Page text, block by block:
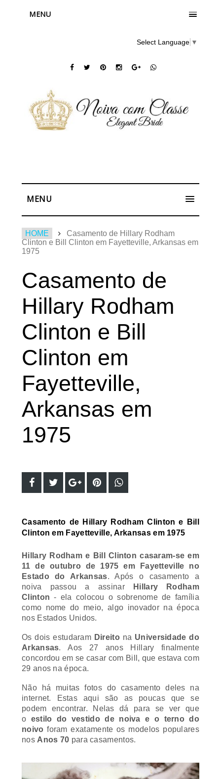
MENU
Select Language ▼
MENU
HOME
Casamento de Hillary Rodham
Clinton e Bill Clinton em Fayetteville, Arkansas em
1975
Casamento de
Hillary Rodham
Clinton e Bill
Clinton em
Fayetteville,
Arkansas em
1975
Casamento de Hillary Rodham Clinton e Bill
Clinton em Fayetteville, Arkansas em 1975
Hillary Rodham e Bill Clinton casaram-se em
11 de outubro de 1975 em Fayetteville no
Estado do Arkansas. Após o casamento a
noiva passou a assinar
Hillary Rodham
Clinton - ela colocou o sobrenome de família
como nome do meio, algo inovador na época
nos Estados Unidos.
Os dois estudaram Direitona Universidade do
Arkansas. Aos 27 anos Hillary finalmente
concordou em se casar com Bill, que estava com
29 anos na época.
Não há muitas fotos do casamento deles na
internet. Estas aqui são as poucas que se
podem encontrar. Nelas dá para se ver que
o estilo do vestido de noiva e o terno do
noivo foram exatamente os modelos populares
nos Anos 70 para casamentos.